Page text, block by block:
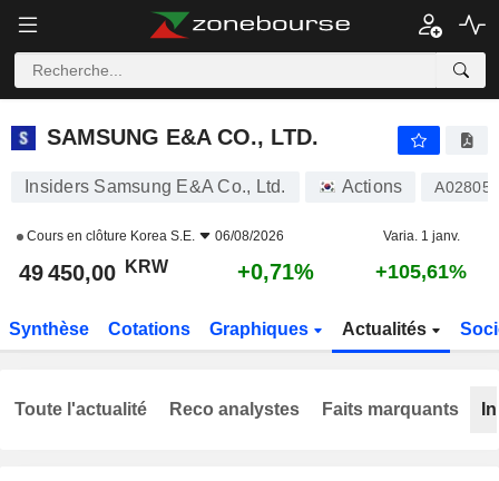
SAMSUNG E&A CO., LTD.
SAMSUNG E&A CO., LTD.
Insiders Samsung E&A Co., Ltd. Actions A028050
Cours en clôture Korea S.E. 06/08/2026 Varia. 1 janv.
49 450,00 KRW +0,71% +105,61%
Synthèse Cotations Graphiques Actualités
Toute l'actualité Reco analystes Faits marquants